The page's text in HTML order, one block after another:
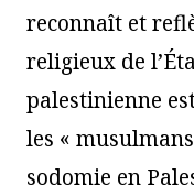
reconnaît et
religieux de
palestinienne
les «
sodomie en